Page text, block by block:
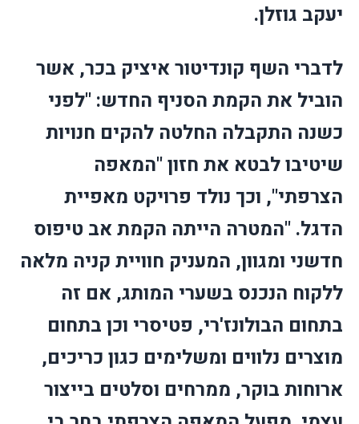
יעקב גוזלן.
לדברי השף קונדיטור איציק בכר, אשר
הוביל את הקמת הסניף החדש: "לפני
כשנה התקבלה החלטה להקים חנויות
שיטיבו לבטא את חזון "המאפה
הצרפתי", וכך נולד פרויקט מאפיית
הדגל. "המטרה הייתה הקמת אב טיפוס
חדשני ומגוון, המעניק חוויית קניה מלאה
ללקוח הנכנס בשערי המותג, אם זה
בתחום הבולונז'רי, פטיסרי וכן בתחום
מוצרים נלווים ומשלימים כגון כריכים,
ארוחות בוקר, ממרחים וסלטים בייצור